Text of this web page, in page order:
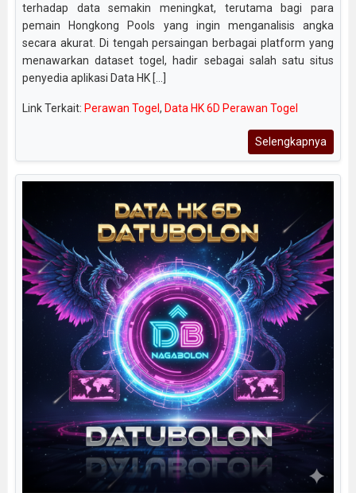
terhadap data semakin meningkat, terutama bagi para
pemain Hongkong Pools yang ingin menganalisis angka
secara akurat. Di tengah persaingan berbagai platform yang
menawarkan dataset togel, hadir sebagai salah satu situs
penyedia aplikasi Data HK [...]
Link Terkait: Perawan Togel, Data HK 6D Perawan Togel
Selengkapnya